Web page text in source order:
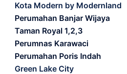
Kota Modern by Modernland
Perumahan Banjar Wijaya
Taman Royal 1,2,3
Perumnas Karawaci
Perumahan Poris Indah
Green Lake City